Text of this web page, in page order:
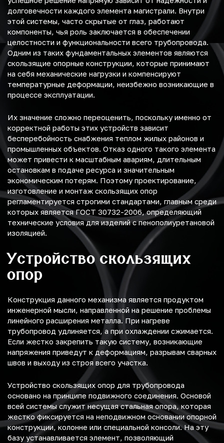
долговечности каждого элемента магистрали. Внутри
этой системы, часто скрытые от глаз, работают
компоненты, чья роль заключается в обеспечении
целостности и функциональности всего трубопровода.
Одним из таких фундаментальных элементов являются
скользящие опорные конструкции, которые принимают
на себя механические нагрузки и компенсируют
температурные деформации, неизбежно возникающие в
процессе эксплуатации.
Их значение сложно переоценить, поскольку именно от
корректной работы этих устройств зависит
бесперебойность снабжения теплом жилых районов и
промышленных объектов. Отказ одного такого элемента
может привести к масштабным авариям, длительным
остановкам в подаче ресурса и значительным
экономическим потерям. Поэтому проектирование,
изготовление и монтаж скользящих опор
регламентируется строгими стандартами, главным среди
которых является ГОСТ 30732-2006, определяющий
технические условия для изделий с пенополиуретановой
изоляцией.
Устройство скользящих
опор
Конструкция данного механизма является продуктом
инженерной мысли, направленной на решение проблемы
линейного расширения металла. При нагреве
трубопровод удлиняется, а при охлаждении сжимается.
Если жестко закрепить такую систему, возникающие
напряжения приведут к деформациям, разрывам сварных
швов и выходу из строя всего участка.
Устройство скользящих опор для трубопровода
основано на принципе подвижного соединения. Основой
всей системы служит несущая стальная опора, которая
жестко фиксируется на неподвижном основании опорной
конструкции, колонне или специальной консоли. На эту
базу устанавливается элемент, позволяющий